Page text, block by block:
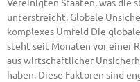
unterstreicht. Globale
komplexes Umfeld Die
steht seit Monaten vor einer
aus wirtschaftlicher
haben. Diese Faktoren sind